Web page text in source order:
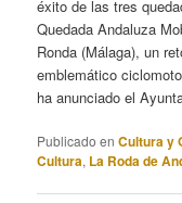
éxito de las tres
Quedada Andaluza
Ronda (Málaga), un
emblemático
ha anunciado el
Publicado en Cultura y
Cultura, La Roda de